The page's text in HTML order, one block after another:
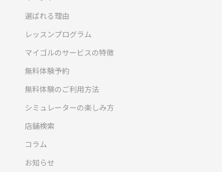
選ばれる理由
レッスンプログラム
マイゴルのサービスの特徴
無料体験予約
無料体験のご利用方法
シミュレーターの楽しみ方
店舗検索
コラム
お知らせ